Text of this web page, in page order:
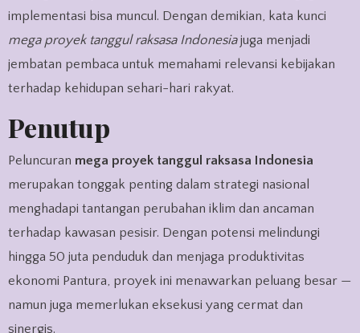
implementasi bisa muncul. Dengan demikian, kata kunci
mega proyek tanggul raksasa Indonesiajuga menjadi
jembatan pembaca untuk memahami relevansi kebijakan
terhadap kehidupan sehari-hari rakyat.
Penutup
Peluncuran mega proyek tanggul raksasa Indonesia
merupakan tonggak penting dalam strategi nasional
menghadapi tantangan perubahan iklim dan ancaman
terhadap kawasan pesisir. Dengan potensi melindungi
hingga 50 juta penduduk dan menjaga produktivitas
ekonomi Pantura, proyek ini menawarkan peluang besar —
namun juga memerlukan eksekusi yang cermat dan
sinergis.